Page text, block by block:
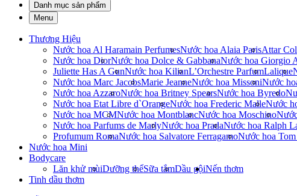
Danh mục sản phẩm
Menu
Thương Hiệu
Nước hoa Al Haramain PerfumesNước hoa Alaia ParisAttar
Nước hoa DiorNước hoa Dolce & GabbanaNước hoa Giorgio
Juliette Has A GunNước hoa KilianL’Orchestre ParfumLalique
Nước hoa Marc JacobsMarie JeanneNước hoa MissoniNước
Nước hoa AzzaroNước hoa Britney SpearsNước hoa Byredo
Nước hoa Etat Libre d`OrangeNước hoa Frederic MalleNước
Nước hoa MCMNước hoa MontblancNước hoa Moschino
Nước hoa Parfums de MarlyNước hoa PradaNước hoa Ralph
Profumum RomaNước hoa Salvatore FerragamoNước hoa
Nước hoa Mini
Bodycare
Lăn khử mùiDưỡng thểSữa tắmDầu gộiNến thơm
Tinh dầu thơm